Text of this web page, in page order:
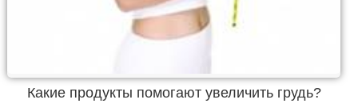
Какие продукты помогают увеличить грудь?